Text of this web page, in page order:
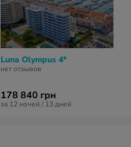
Luna Olympus 4*
нет отзывов
178 840 грн
за 12 ночей / 13 дней